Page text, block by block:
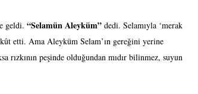
geldi. “Selamün Aleyküm” dedi. Selamıyla ‘merak
etti. Ama Aleyküm Selam’ın gereğini yerine
rızkının peşinde olduğundan mıdır bilinmez, suyun